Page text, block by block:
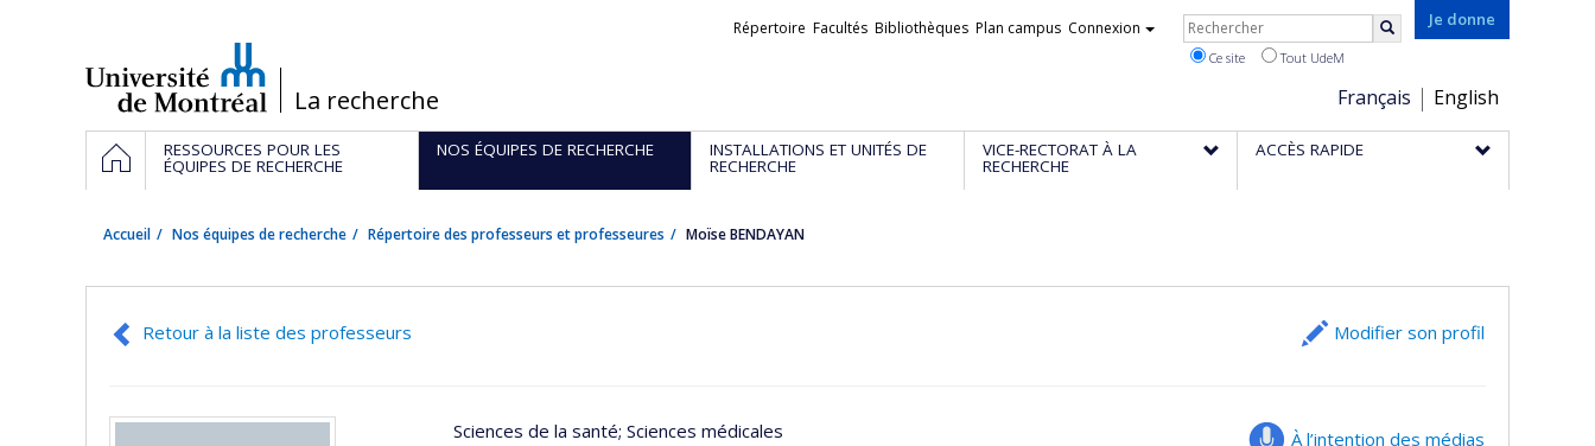
/La recherche
Je donne
Choix
de
la
Français English
Liens
Répertoire Facultés Bibliothèques Plan campus Connexion Rechercher
Ce site Tout UdeM
Navigation
principale
ACCUEILRESSOURCES POUR LES
ÉQUIPES DE RECHERCHE
NOS ÉQUIPES DE RECHERCHE INSTALLATIONS ET UNITÉS DE
RECHERCHE
VICE-RECTORAT À LA
RECHERCHE
ACCÈS RAPIDE
Accueil Nos équipes de recherche Répertoire des professeurs et professeures Moïse BENDAYAN
Retour à la liste des professeurs Modifier son profil
À l’intention des médias
Sciences de la santé; Sciences médicales